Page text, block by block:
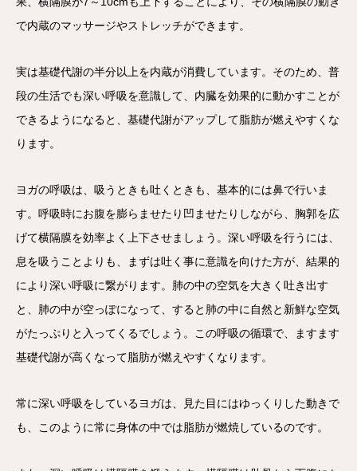
で内蔵のマッサージやストレッチができます。
実は基礎代謝の半分以上を内蔵が消費しています。そのため、普
段の生活でも深い呼吸を意識して、内臓を効果的に動かすことが
できるようになると、基礎代謝がアップして脂肪が燃えやすくな
ります。
ヨガの呼吸は、吸うときも吐くときも、基本的には鼻で行いま
す。呼吸時にお腹を膨らませたり凹ませたりしながら、胸郭を広
げて横隔膜を効率よく上下させましょう。深い呼吸を行うには、
息を吸うことよりも、まずは吐く事に意識を向けた方が、結果的
により深い呼吸に繋がります。肺の中の空気を大きく吐き出す
と、肺の中が空っぽになって、すると肺の中に自然と新鮮な空気
がたっぷりと入ってくるでしょう。この呼吸の循環で、ますます
基礎代謝が高くなって脂肪が燃えやすくなります。
常に深い呼吸をしているヨガは、見た目にはゆっくりした動きで
も、このように常に身体の中では脂肪が燃焼しているのです。